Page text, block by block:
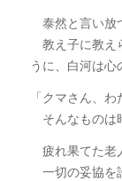
泰然と言い放
教え子に教え
うに、白河は心
「クマさん、
そんなものは
疲れ果てた老
一切の妥協を